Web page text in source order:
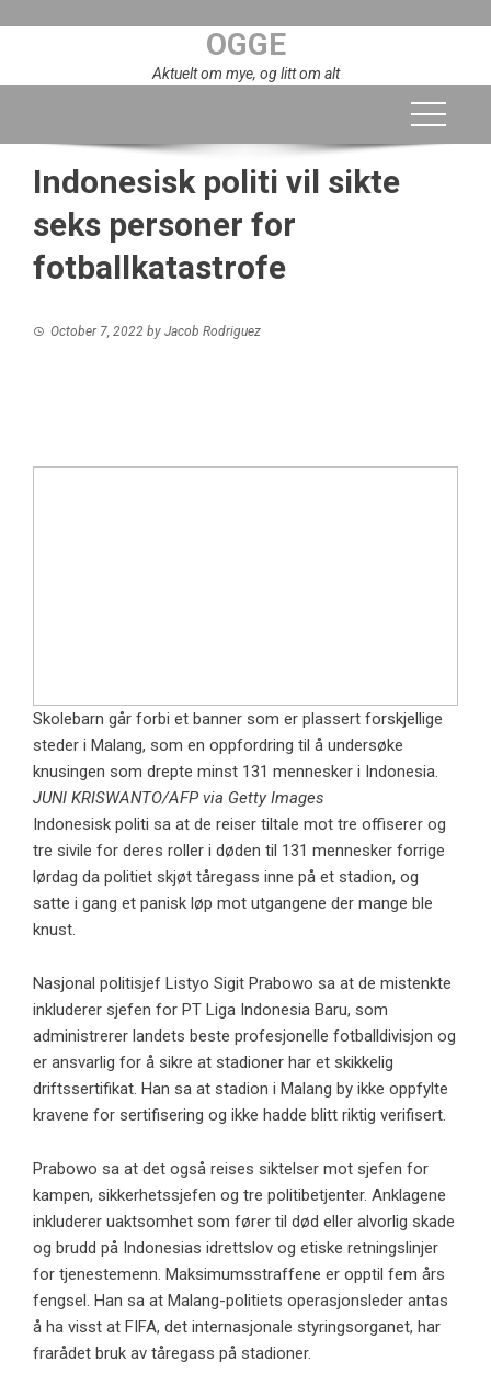
OGGE
Aktuelt om mye, og litt om alt
Indonesisk politi vil sikte
seks personer for
fotballkatastrofe
October 7, 2022 by Jacob Rodriguez
Skolebarn går forbi et banner som er plassert forskjellige
steder i Malang, som en oppfordring til å undersøke
knusingen som drepte minst 131 mennesker i Indonesia.
JUNI KRISWANTO/AFP via Getty Images
Indonesisk politi sa at de reiser tiltale mot tre offiserer og
tre sivile for deres roller i døden til 131 mennesker forrige
lørdag da politiet skjøt tåregass inne på et stadion, og
satte i gang et panisk løp mot utgangene der mange ble
knust.
Nasjonal politisjef Listyo Sigit Prabowo sa at de mistenkte
inkluderer sjefen for PT Liga Indonesia Baru, som
administrerer landets beste profesjonelle fotballdivisjon og
er ansvarlig for å sikre at stadioner har et skikkelig
driftssertifikat. Han sa at stadion i Malang by ikke oppfylte
kravene for sertifisering og ikke hadde blitt riktig verifisert.
Prabowo sa at det også reises siktelser mot sjefen for
kampen, sikkerhetssjefen og tre politibetjenter. Anklagene
inkluderer uaktsomhet som fører til død eller alvorlig skade
og brudd på Indonesias idrettslov og etiske retningslinjer
for tjenestemenn. Maksimumsstraffene er opptil fem års
fengsel. Han sa at Malang-politiets operasjonsleder antas
å ha visst at FIFA, det internasjonale styringsorganet, har
frarådet bruk av tåregass på stadioner.